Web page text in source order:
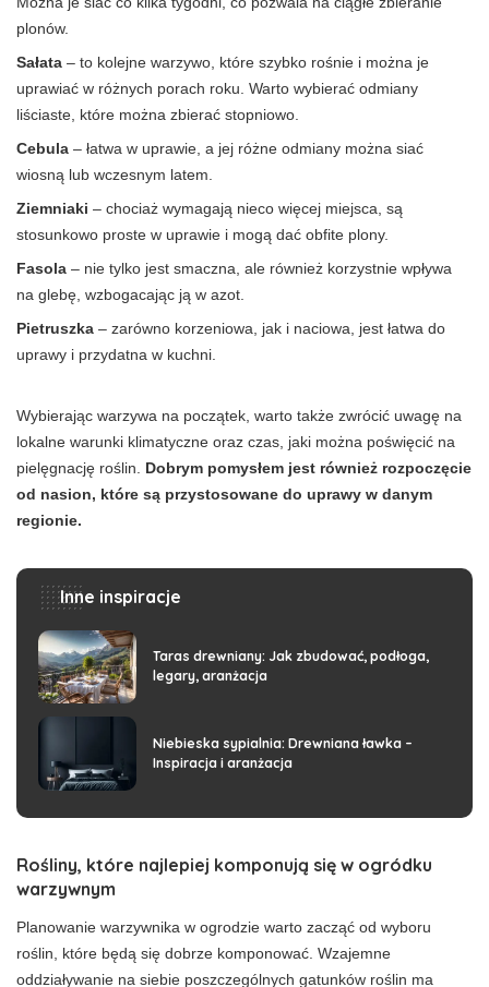
plonów.
Sałata – to kolejne warzywo, które szybko rośnie i można je
uprawiać w różnych porach roku. Warto wybierać odmiany
liściaste, które można zbierać stopniowo.
Cebula – łatwa w uprawie, a jej różne odmiany można siać
wiosną lub wczesnym latem.
Ziemniaki – chociaż wymagają nieco więcej miejsca, są
stosunkowo proste w uprawie i mogą dać obfite plony.
Fasola – nie tylko jest smaczna, ale również korzystnie wpływa
na glebę, wzbogacając ją w azot.
Pietruszka – zarówno korzeniowa, jak i naciowa, jest łatwa do
uprawy i przydatna w kuchni.
Wybierając warzywa na początek, warto także zwrócić uwagę na
lokalne warunki klimatyczne oraz czas, jaki można poświęcić na
pielęgnację roślin. Dobrym pomysłem jest również rozpoczęcie
od nasion, które są przystosowane do uprawy w danym
regionie.
Inne inspiracje
Taras drewniany: Jak zbudować, podłoga,
legary, aranżacja
Niebieska sypialnia: Drewniana ławka –
Inspiracja i aranżacja
Rośliny, które najlepiej komponują się w ogródku
warzywnym
Planowanie warzywnika w ogrodzie warto zacząć od wyboru
roślin, które będą się dobrze komponować. Wzajemne
oddziaływanie na siebie poszczególnych gatunków roślin ma